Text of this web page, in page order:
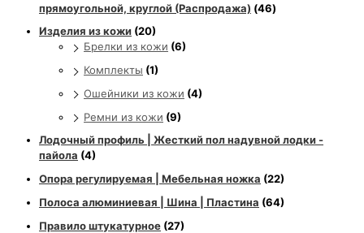
прямоугольной, круглой (Распродажа) (46)
Изделия из кожи (20)
Брелки из кожи (6)
Комплекты (1)
Ошейники из кожи (4)
Ремни из кожи (9)
Лодочный профиль | Жесткий пол надувной лодки -
пайола (4)
Опора регулируемая | Мебельная ножка (22)
Полоса алюминиевая | Шина | Пластина (64)
Правило штукатурное (27)